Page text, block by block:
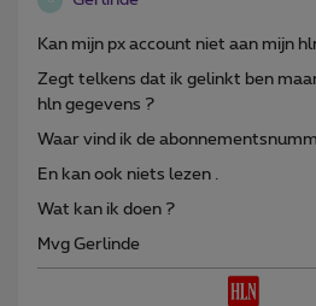
Kan mijn px account niet aan mijn
Zegt telkens dat ik gelinkt ben
hln gegevens ?
Waar vind ik de
En kan ook niets lezen .
Wat kan ik doen ?
Mvg Gerlinde